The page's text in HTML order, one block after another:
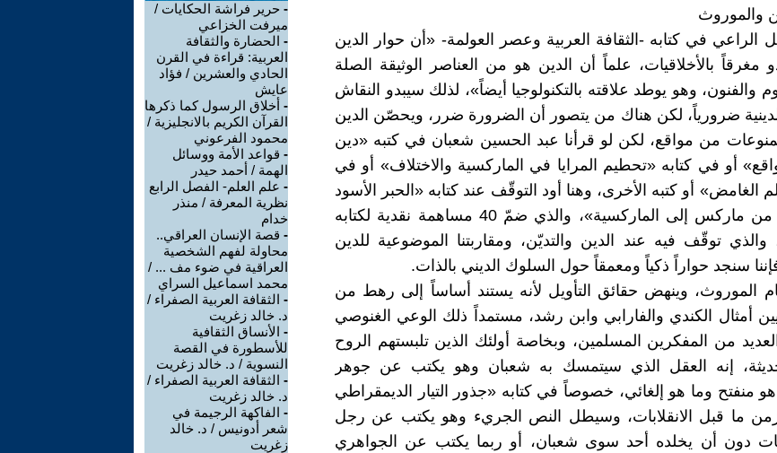
والموروث
الراعي في كتابه -الثقافة العربية وعصر العولمة- «أن حوار الدين
مغرقاً بالأخلاقيات، علماً أن الدين هو من العناصر الوثيقة الصلة
والفنون، وهو يوطد علاقته بالتكنولوجيا أيضاً»، لذلك سيبدو النقاش
ضرورياً، لكن هناك من يتصور أن الضرورة ضرر، ويحصّن الدين
من مواقع، لكن لو قرأنا عبد الحسين شعبان في كتبه «دين
أو في كتابه «تحطيم المرايا في الماركسية والاختلاف» أو في
الغامض» أو كتبه الأخرى، وهنا أود التوقّف عند كتابه «الحبر الأسود
والحبر الأحمر: من ماركس إلى الماركسية»، والذي ضمّ 40 مساهمة نقدية لكتابه
والذي توقّف فيه عند الدين والتديّن، ومقاربتنا الموضوعية للدين
سنجد حواراً ذكياً ومعمقاً حول السلوك الديني بالذات.
الموروث، وينهض حقائق التأويل لأنه يستند أساساً إلى رهط من
أمثال الكندي والفارابي وابن رشد، مستمداً ذلك الوعي الغنوصي
من المفكرين المسلمين، وبخاصة أولئك الذين تلبستهم الروح
الحديثة، إنه العقل الذي سيتمسك به شعبان وهو يكتب عن جوهر
منفتح وما هو إلغائي، خصوصاً في كتابه «جذور التيار الديمقراطي
ما قبل الانقلابات، وسيطل النص الجريء وهو يكتب عن رجل
دون أن يخلده أحد سوى شعبان، أو ربما يكتب عن الجواهري
- حرير فراشة الحكايات /
ميرفت الخزاعي
- الحضارة والثقافة
العربية: قراءة في القرن
الحادي والعشرين / فؤاد
عايش
- أخلاق الرسول كما ذكرها
القرآن الكريم بالانجليزية /
محمود الفرعوني
- قواعد الأمة ووسائل
الهمة / أحمد حيدر
- علم العلم- الفصل الرابع
نظرية المعرفة / منذر
خدام
- قصة الإنسان العراقي..
محاولة لفهم الشخصية
العراقية في ضوء مف ... /
محمد اسماعيل السراي
- الثقافة العربية الصفراء /
د. خالد زغريت
- الأنساق الثقافية
للأسطورة في القصة
النسوية / د. خالد زغريت
- الثقافة العربية الصفراء /
د. خالد زغريت
- الفاكهة الرجيمة في
شعر أدونيس / د. خالد
زغريت